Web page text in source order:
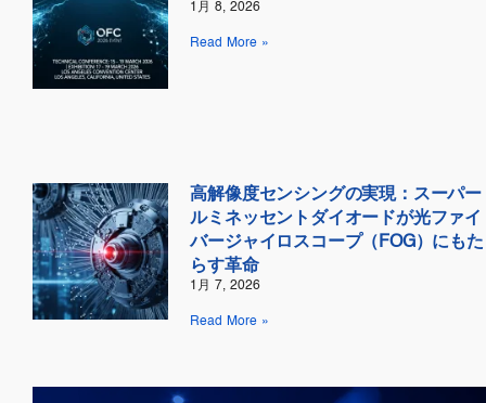
1月 8, 2026
Read More »
高解像度センシングの実現：スーパー
ルミネッセントダイオードが光ファイ
バージャイロスコープ（FOG）にもた
らす革命
1月 7, 2026
Read More »